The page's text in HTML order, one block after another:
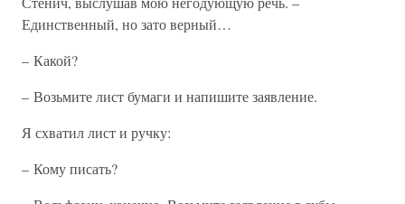
Единственный, но зато верный…
– Какой?
– Возьмите лист бумаги и напишите заявление.
Я схватил лист и ручку:
– Кому писать?